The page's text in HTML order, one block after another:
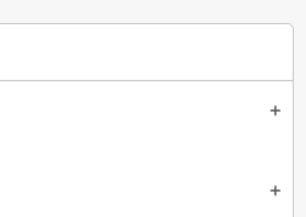
add
add